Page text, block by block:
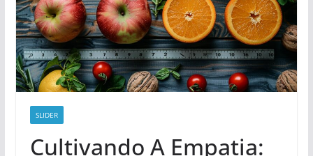
SLIDER
Cultivando A Empatia: